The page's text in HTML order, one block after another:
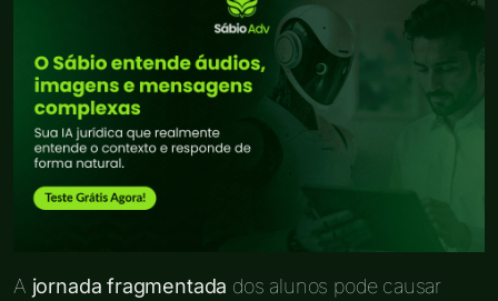
A jornada fragmentada dos alunos pode causar